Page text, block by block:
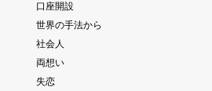
口座開設
世界の手法から
社会人
両想い
失恋